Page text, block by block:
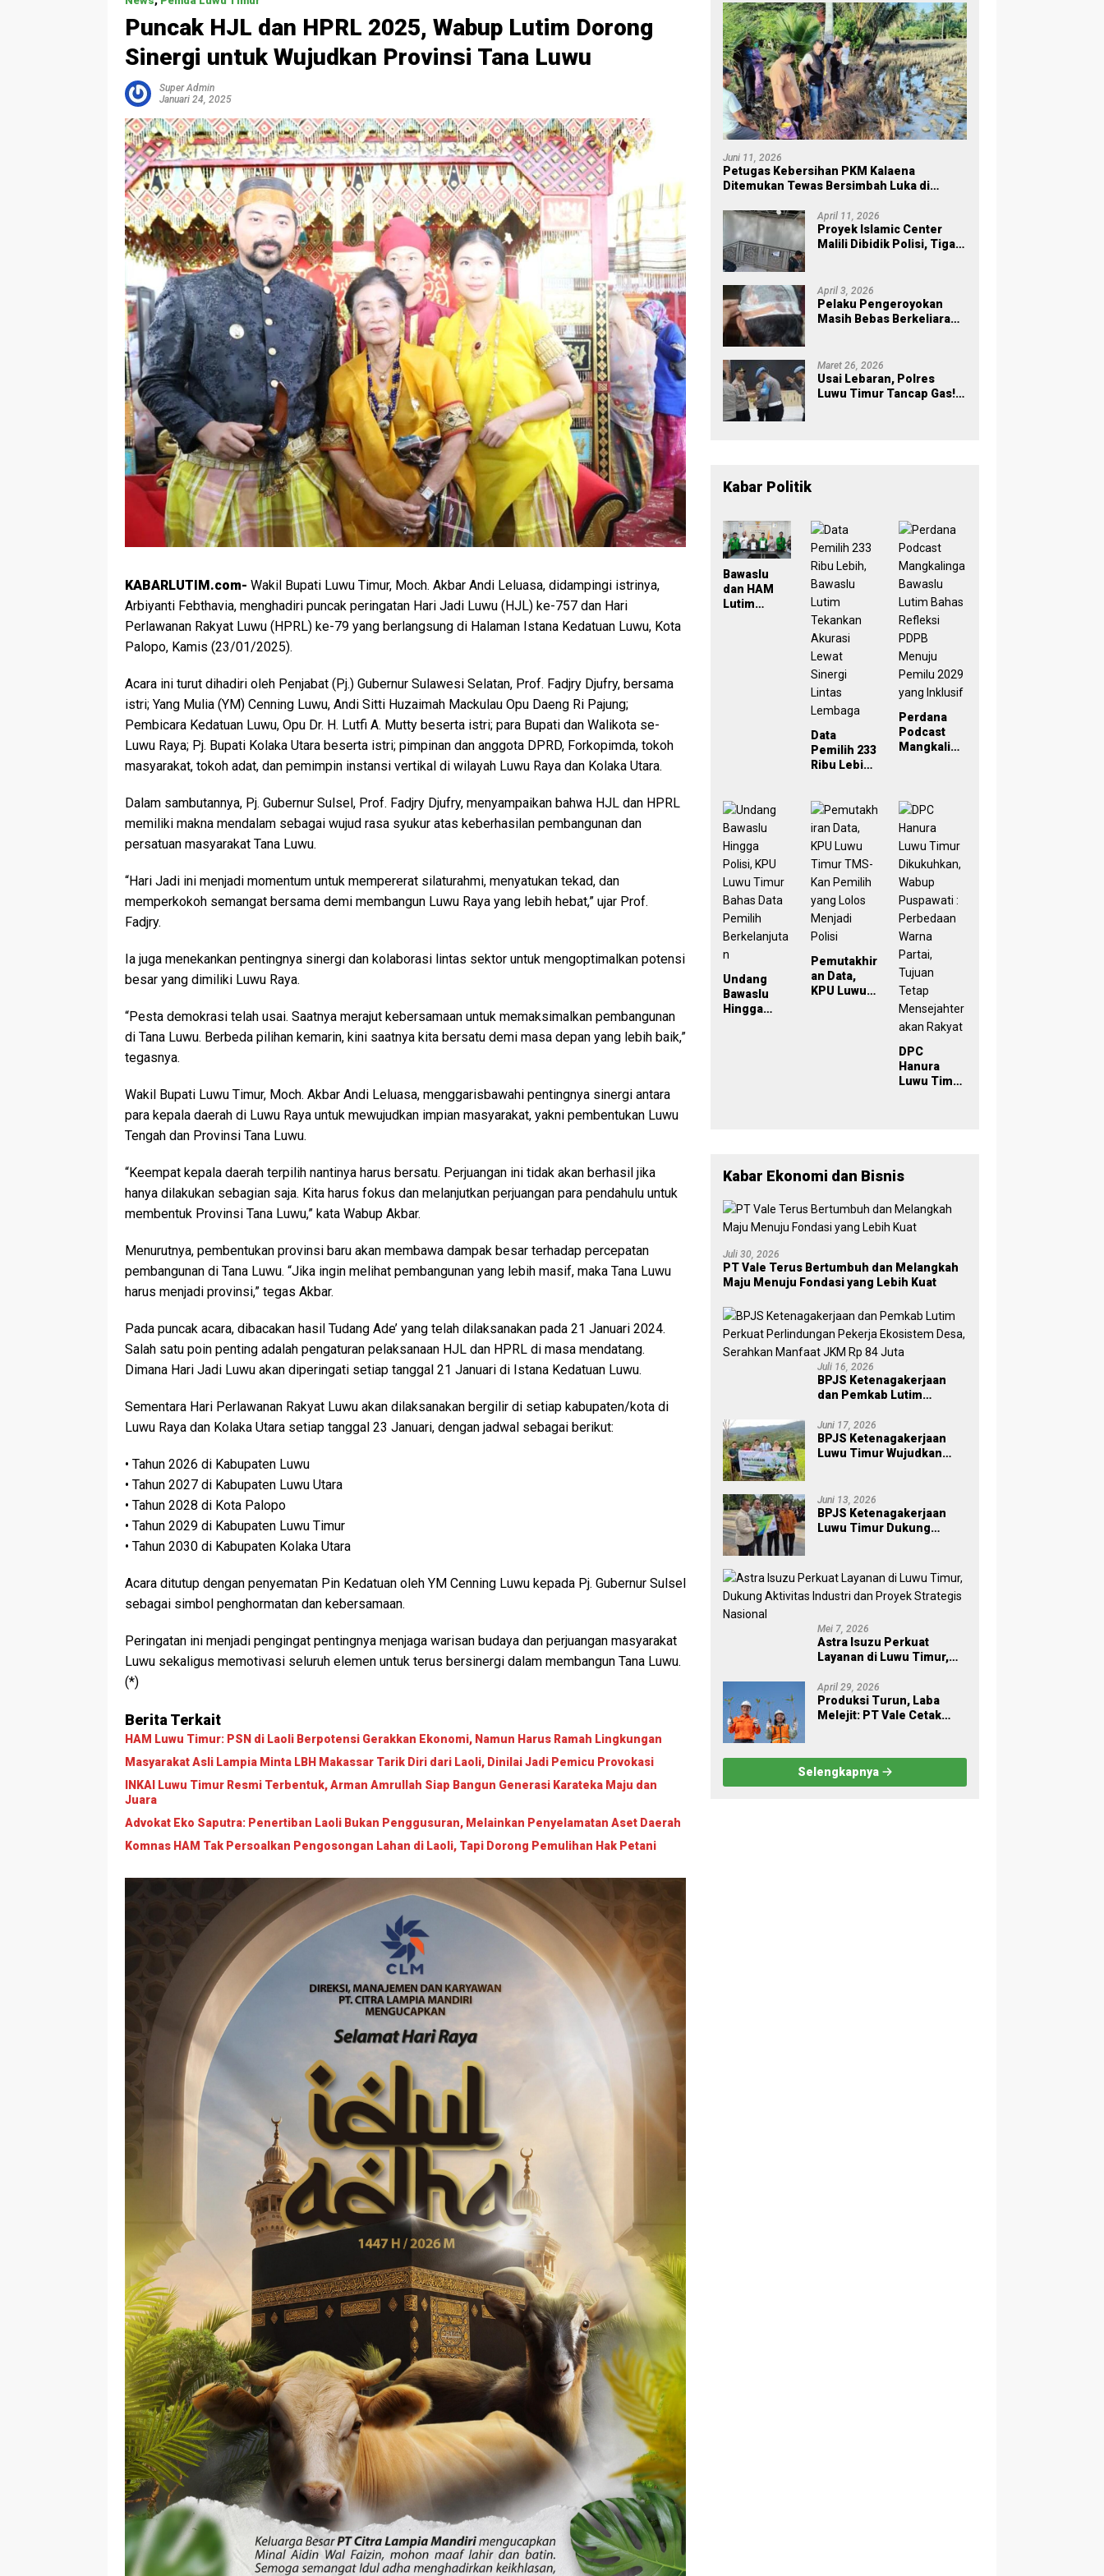
Puncak HJL dan HPRL 2025, Wabup Lutim Dorong
Sinergi untuk Wujudkan Provinsi Tana Luwu
Super Admin
Januari 24, 2025
KABARLUTIM.com- Wakil Bupati Luwu Timur, Moch. Akbar Andi Leluasa, didampingi istrinya,
Arbiyanti Febthavia, menghadiri puncak peringatan Hari Jadi Luwu (HJL) ke-757 dan Hari
Perlawanan Rakyat Luwu (HPRL) ke-79 yang berlangsung di Halaman Istana Kedatuan Luwu, Kota
Palopo, Kamis (23/01/2025).
Acara ini turut dihadiri oleh Penjabat (Pj.) Gubernur Sulawesi Selatan, Prof. Fadjry Djufry, bersama
istri; Yang Mulia (YM) Cenning Luwu, Andi Sitti Huzaimah Mackulau Opu Daeng Ri Pajung;
Pembicara Kedatuan Luwu, Opu Dr. H. Lutfi A. Mutty beserta istri; para Bupati dan Walikota se-
Luwu Raya; Pj. Bupati Kolaka Utara beserta istri; pimpinan dan anggota DPRD, Forkopimda, tokoh
masyarakat, tokoh adat, dan pemimpin instansi vertikal di wilayah Luwu Raya dan Kolaka Utara.
Dalam sambutannya, Pj. Gubernur Sulsel, Prof. Fadjry Djufry, menyampaikan bahwa HJL dan HPRL
memiliki makna mendalam sebagai wujud rasa syukur atas keberhasilan pembangunan dan
persatuan masyarakat Tana Luwu.
“Hari Jadi ini menjadi momentum untuk mempererat silaturahmi, menyatukan tekad, dan
memperkokoh semangat bersama demi membangun Luwu Raya yang lebih hebat,” ujar Prof.
Fadjry.
Ia juga menekankan pentingnya sinergi dan kolaborasi lintas sektor untuk mengoptimalkan potensi
besar yang dimiliki Luwu Raya.
“Pesta demokrasi telah usai. Saatnya merajut kebersamaan untuk memaksimalkan pembangunan
di Tana Luwu. Berbeda pilihan kemarin, kini saatnya kita bersatu demi masa depan yang lebih baik,”
tegasnya.
Wakil Bupati Luwu Timur, Moch. Akbar Andi Leluasa, menggarisbawahi pentingnya sinergi antara
para kepala daerah di Luwu Raya untuk mewujudkan impian masyarakat, yakni pembentukan Luwu
Tengah dan Provinsi Tana Luwu.
“Keempat kepala daerah terpilih nantinya harus bersatu. Perjuangan ini tidak akan berhasil jika
hanya dilakukan sebagian saja. Kita harus fokus dan melanjutkan perjuangan para pendahulu untuk
membentuk Provinsi Tana Luwu,” kata Wabup Akbar.
Menurutnya, pembentukan provinsi baru akan membawa dampak besar terhadap percepatan
pembangunan di Tana Luwu. “Jika ingin melihat pembangunan yang lebih masif, maka Tana Luwu
harus menjadi provinsi,” tegas Akbar.
Pada puncak acara, dibacakan hasil Tudang Ade’ yang telah dilaksanakan pada 21 Januari 2024.
Salah satu poin penting adalah pengaturan pelaksanaan HJL dan HPRL di masa mendatang.
Dimana Hari Jadi Luwu akan diperingati setiap tanggal 21 Januari di Istana Kedatuan Luwu.
Sementara Hari Perlawanan Rakyat Luwu akan dilaksanakan bergilir di setiap kabupaten/kota di
Luwu Raya dan Kolaka Utara setiap tanggal 23 Januari, dengan jadwal sebagai berikut:
• Tahun 2026 di Kabupaten Luwu
• Tahun 2027 di Kabupaten Luwu Utara
• Tahun 2028 di Kota Palopo
• Tahun 2029 di Kabupaten Luwu Timur
• Tahun 2030 di Kabupaten Kolaka Utara
Acara ditutup dengan penyematan Pin Kedatuan oleh YM Cenning Luwu kepada Pj. Gubernur Sulsel
sebagai simbol penghormatan dan kebersamaan.
Peringatan ini menjadi pengingat pentingnya menjaga warisan budaya dan perjuangan masyarakat
Luwu sekaligus memotivasi seluruh elemen untuk terus bersinergi dalam membangun Tana Luwu.
(*)
Berita Terkait
HAM Luwu Timur: PSN di Laoli Berpotensi Gerakkan Ekonomi, Namun Harus Ramah Lingkungan
Masyarakat Asli Lampia Minta LBH Makassar Tarik Diri dari Laoli, Dinilai Jadi Pemicu Provokasi
INKAI Luwu Timur Resmi Terbentuk, Arman Amrullah Siap Bangun Generasi Karateka Maju dan
Juara
Advokat Eko Saputra: Penertiban Laoli Bukan Penggusuran, Melainkan Penyelamatan Aset Daerah
Komnas HAM Tak Persoalkan Pengosongan Lahan di Laoli, Tapi Dorong Pemulihan Hak Petani
Juni 11, 2026
Petugas Kebersihan PKM Kalaena
Ditemukan Tewas Bersimbah Luka di
April 11, 2026
Proyek Islamic Center
Malili Dibidik Polisi, Tiga
April 3, 2026
Pelaku Pengeroyokan
Masih Bebas Berkeliaran,
Mandek
Maret 26, 2026
Usai Lebaran, Polres
Luwu Timur Tancap Gas!
Kabar Politik
Bawaslu
dan HAM
Lutim
Data
Pemilih 233
Ribu Lebih,
Tekankan
Akurasi
Lewat
Sinergi
Lintas
Lembaga
Perdana
Podcast
Mangkaling
Refleksi
PDPB
Menuju
Pemilu
2029 yang
Inklusif
Undang
Bawaslu
Hingga
Pemutakhir
an Data,
KPU Luwu
DPC
Hanura
Luwu Timur
Tujuan
Mensejaht
erakan
Kabar Ekonomi dan Bisnis
Juli 30, 2026
PT Vale Terus Bertumbuh dan Melangkah
Maju Menuju Fondasi yang Lebih Kuat
Juli 16, 2026
BPJS Ketenagakerjaan
dan Pemkab Lutim
Pekerja Ekosistem Desa,
Serahkan Manfaat JKM Rp
84 Juta
Juni 17, 2026
BPJS Ketenagakerjaan
Luwu Timur Wujudkan
Volunteering Penanaman
Pohon
Juni 13, 2026
BPJS Ketenagakerjaan
Luwu Timur Dukung
Mei 7, 2026
Astra Isuzu Perkuat
Layanan di Luwu Timur,
dan Proyek Strategis
Nasional
April 29, 2026
Produksi Turun, Laba
Melejit: PT Vale Cetak
Selengkapnya